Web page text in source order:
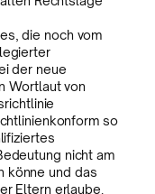
die noch vom
der neue
Wortlaut von
so
nicht am
könne und das
Eltern erlaube.